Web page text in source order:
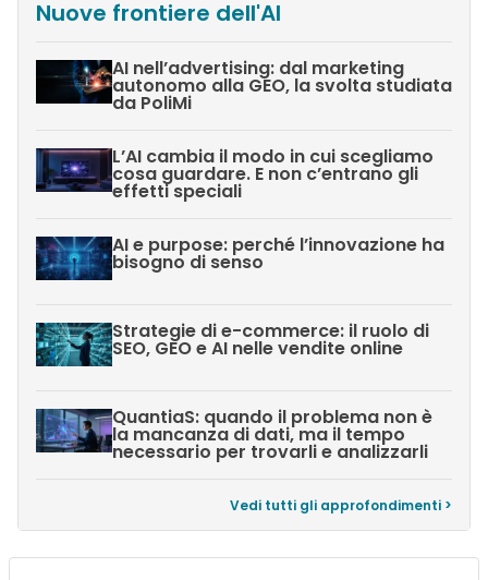
Nuove frontiere dell'AI
AI nell’advertising: dal marketing
autonomo alla GEO, la svolta studiata
da PoliMi
L’AI cambia il modo in cui scegliamo
cosa guardare. E non c’entrano gli
effetti speciali
AI e purpose: perché l’innovazione ha
bisogno di senso
Strategie di e-commerce: il ruolo di
SEO, GEO e AI nelle vendite online
QuantiaS: quando il problema non è
la mancanza di dati, ma il tempo
necessario per trovarli e analizzarli
Vedi tutti gli approfondimenti >